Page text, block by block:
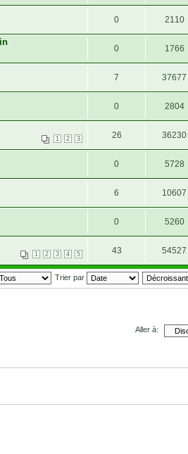
0 2110
0 1766
7 37677
0 2804
1 2 3 26 36230
0 5728
6 10607
0 5260
1 2 3 4 5 43 54527
Trier par
Aller à: